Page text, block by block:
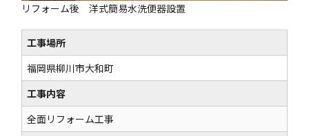
リフォーム後 洋式簡易水洗便器設置
工事場所
福岡県柳川市大和町
工事内容
全面リフォーム工事